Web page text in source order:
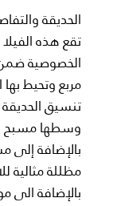
الحديقة
تقع هذه
مربع وتحيط
تنسيق
وسطها مسبح
بالإضافة
مظللة مثالية
بالإضافة الى